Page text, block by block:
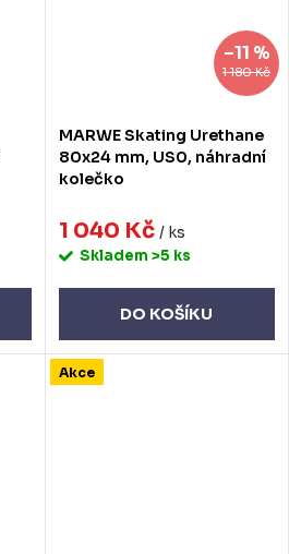
1 180 Kč
–11 %
MARWE Skating Urethane
80x24 mm, US0, náhradní
kolečko
1 040 Kč / ks
Skladem >5 ks
DO KOŠÍKU
Akce